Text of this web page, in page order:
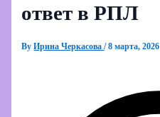
ответ в РПЛ
ByИрина Черкасова/8 марта, 2026